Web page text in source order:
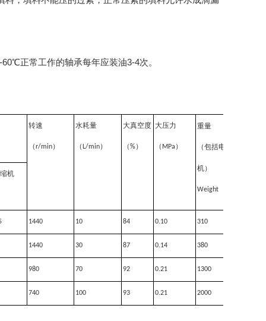
正常工作的轴承每年应装油3-4次。
转速
（r/min）
水耗量
（ L/min）
大真空度
（% ）
大压力
（ MPa ）
重量
（包括电
机）
Weight
机
1440 10 84 0.10 310
1440 30 87 0.14 380
980 70 92 0.21 1300
740 100 93 0.21 2000